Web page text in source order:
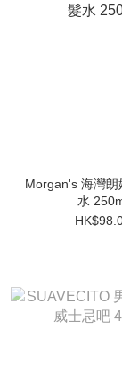
Morgan's 海灣朗
水